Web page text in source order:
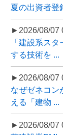
夏の出資者登
►2026/08/07
「建設系ス
する技術を ...
►2026/08/07
なぜゼネコ
える「建物 ...
►2026/08/07